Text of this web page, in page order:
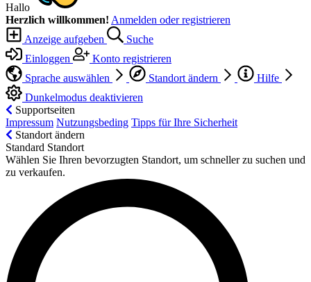
Hallo
Herzlich willkommen! Anmelden oder registrieren
Anzeige aufgeben
Suche
Einloggen
Konto registrieren
Sprache auswählen
Standort ändern
Hilfe
Dunkelmodus deaktivieren
Supportseiten
Impressum Nutzungsbeding Tipps für Ihre Sicherheit
Standort ändern
Standard Standort
Wählen Sie Ihren bevorzugten Standort, um schneller zu suchen und
zu verkaufen.